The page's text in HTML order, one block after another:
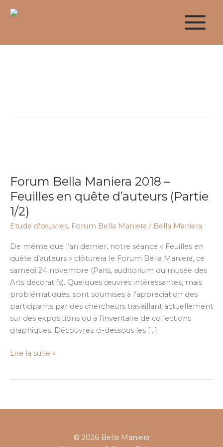
Forum Bella Maniera 2018 –
Feuilles en quête d’auteurs (Partie
1/2)
Etude d'œuvres, Forum Bella Maniera / Bella Maniera
De même que l’an dernier, notre séance « Feuilles en
quête d’auteurs » clôturera le Forum Bella Maniera, ce
samedi 24 novembre (Paris, auditorium du musée des
Arts décoratifs). Quelques œuvres intéressantes, mais
problématiques, sont soumises à l’appréciation des
participants par des chercheurs travaillant actuellement
sur des expositions ou à l’inventaire de collections
graphiques. Découvrez ci-dessous les […]
Maniera
2018
Feuilles
en
(Partie
Lire la suite »
© 2026 Bella Maniera